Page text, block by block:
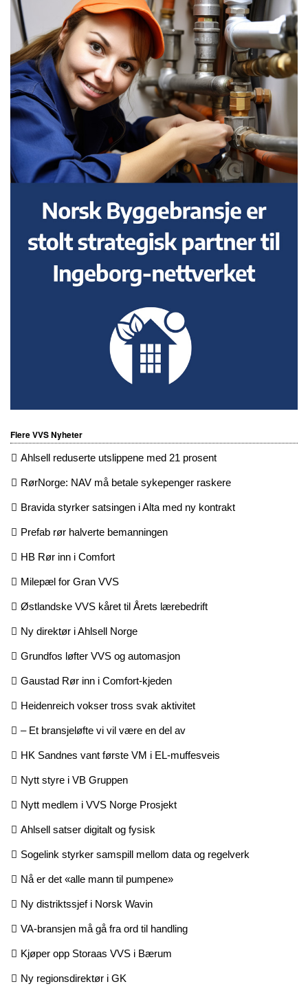
Flere VVS Nyheter
Ahlsell reduserte utslippene med 21 prosent
RørNorge: NAV må betale sykepenger raskere
Bravida styrker satsingen i Alta med ny kontrakt
Prefab rør halverte bemanningen
HB Rør inn i Comfort
Milepæl for Gran VVS
Østlandske VVS kåret til Årets lærebedrift
Ny direktør i Ahlsell Norge
Grundfos løfter VVS og automasjon
Gaustad Rør inn i Comfort-kjeden
Heidenreich vokser tross svak aktivitet
– Et bransjeløfte vi vil være en del av
HK Sandnes vant første VM i EL-muffesveis
Nytt styre i VB Gruppen
Nytt medlem i VVS Norge Prosjekt
Ahlsell satser digitalt og fysisk
Sogelink styrker samspill mellom data og regelverk
Nå er det «alle mann til pumpene»
Ny distriktssjef i Norsk Wavin
VA-bransjen må gå fra ord til handling
Kjøper opp Storaas VVS i Bærum
Ny regionsdirektør i GK